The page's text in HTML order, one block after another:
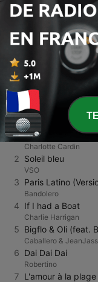
<
TOP TITRES
1 Way Back
Charlotte Cardin
2 Soleil bleu
VSO
3 Paris Latino
Bandolero
4 If I had a Boat
Charlie Harrigan
5 Bigflo & Oli (feat.
Caballero & JeanJass
6 Dai Dai Dai
Robertino
7 L'amour à la plage